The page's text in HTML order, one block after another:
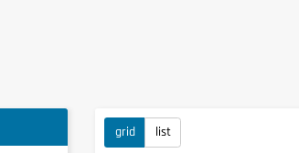
grid list